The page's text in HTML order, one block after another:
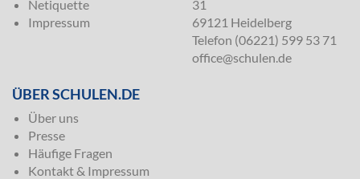
Netiquette
Impressum
31
69121 Heidelberg
Telefon (06221) 599 53 71
office@schulen.de
ÜBER SCHULEN.DE
Über uns
Presse
Häufige Fragen
Kontakt & Impressum